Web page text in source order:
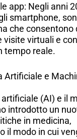
app: Negli anni
smartphone,
che consentono
visite virtuali e
tempo reale.
Artificiale e
artificiale (AI) e il
introdotto un
in medicina,
il modo in cui